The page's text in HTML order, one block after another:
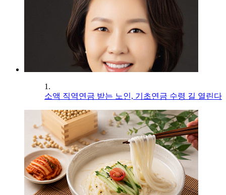
1.
소액 직역연금 받는 노인, 기초연금 수령 길 열린다